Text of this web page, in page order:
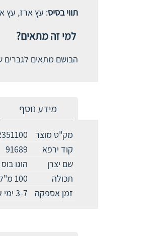
תווי בסיס: עץ ארז, עץ
למי זה מתאים?
הבושם מתאים לגברים
מידע נוסף
מק"ט מוצר
קוד ירפא
91689
שם יצרן
הוגו בוס
תכולה
100 מ"ל (229 ₪ ל-100 מ"ל)
זמן אספקה
3-7 ימי עסקים